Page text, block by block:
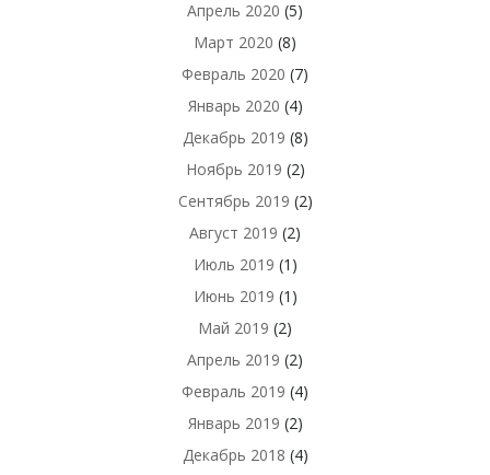
Апрель 2020 (5)
Март 2020 (8)
Февраль 2020 (7)
Январь 2020 (4)
Декабрь 2019 (8)
Ноябрь 2019 (2)
Сентябрь 2019 (2)
Август 2019 (2)
Июль 2019 (1)
Июнь 2019 (1)
Май 2019 (2)
Апрель 2019 (2)
Февраль 2019 (4)
Январь 2019 (2)
Декабрь 2018 (4)